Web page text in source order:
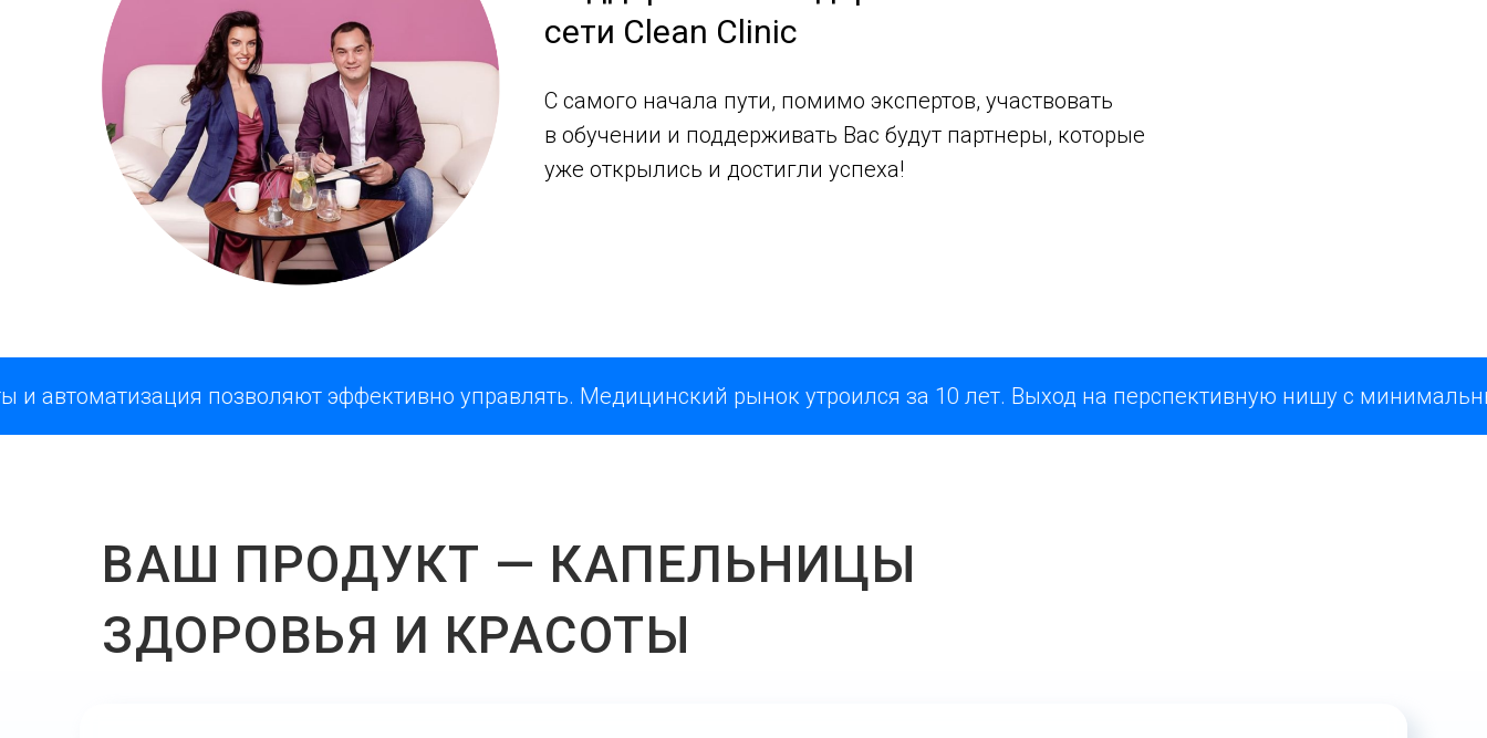
сети Clean Clinic
С самого начала пути, помимо экспертов, участвовать
в обучении и поддерживать Вас будут партнеры, которые
уже открылись и достигли успеха!
позволяют эффективно управлять. Медицинский рынок утроился за 10 лет. Выход на перспективную нишу с минимальным
ВАШ ПРОДУКТ — КАПЕЛЬНИЦЫ
ЗДОРОВЬЯ И КРАСОТЫ
Здоровые суставы
Энергия актив +
НАД+